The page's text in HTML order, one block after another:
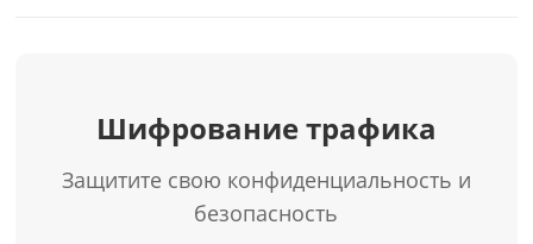
Шифрование трафика
Защитите свою конфиденциальность и
безопасность